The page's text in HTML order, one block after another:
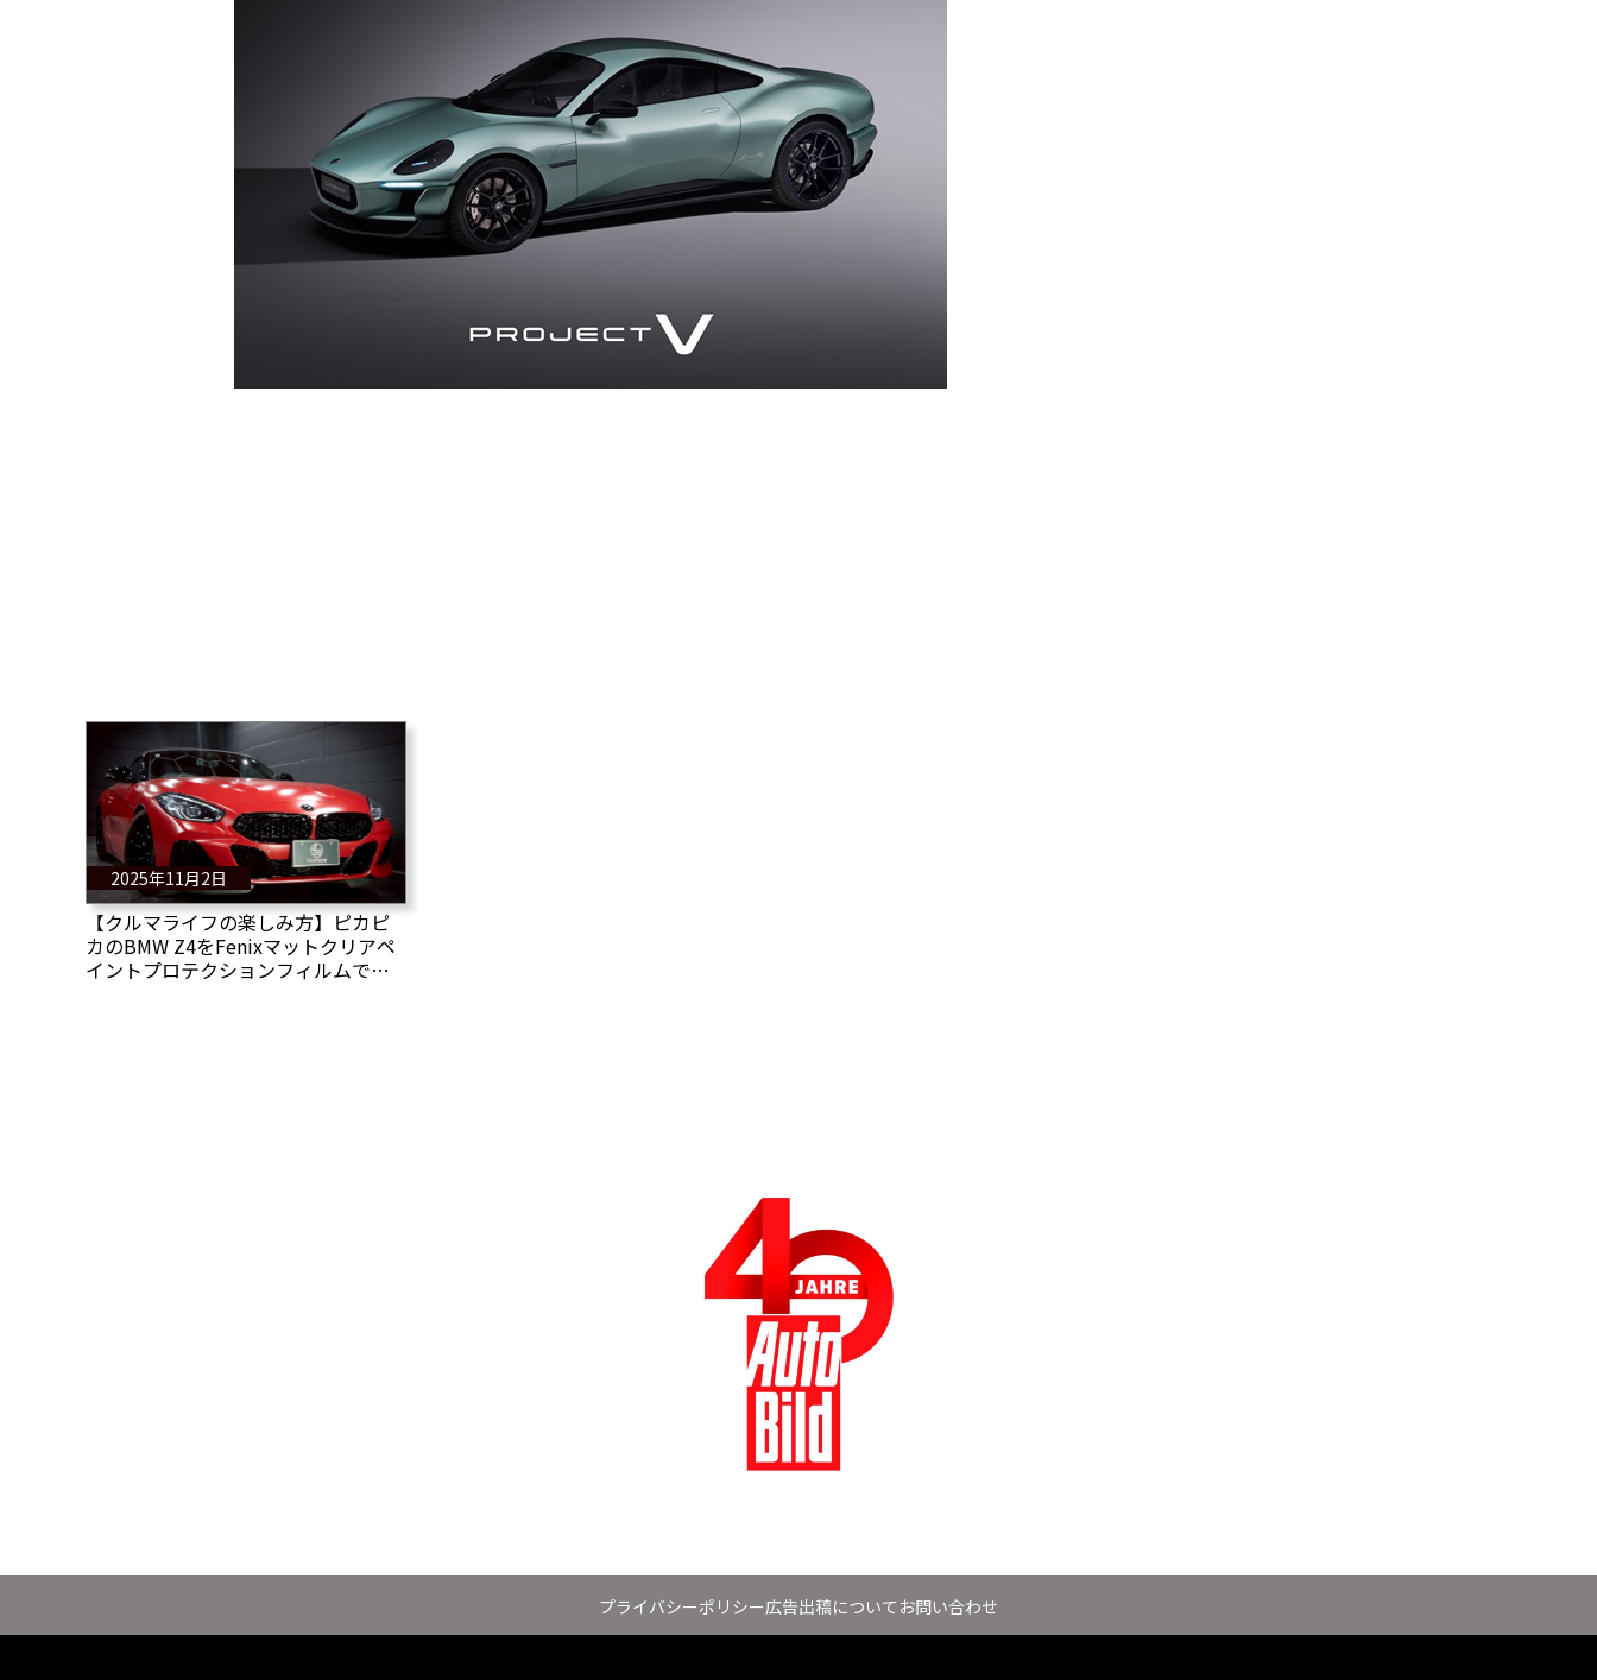
2025年11月2日
【クルマライフの楽しみ方】ピカピ
カのBMW Z4をFenixマットクリアペ
イントプロテクションフィルムで艶
プライバシーポリシー広告出稿について お問い合わせ